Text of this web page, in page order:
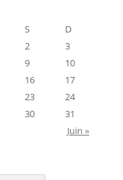
S
D
2
3
9
10
16
17
23
24
30
31
Juin »